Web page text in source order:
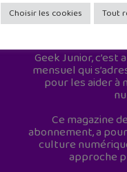
Geek Junior est
Geek Junior,
mensuel qui
pour les aider à
Ce magazine
abonnement, a
culture
approche
Choisir les cookies Tout